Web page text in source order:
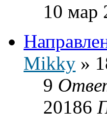
10 мар
Mikky »
9
20186